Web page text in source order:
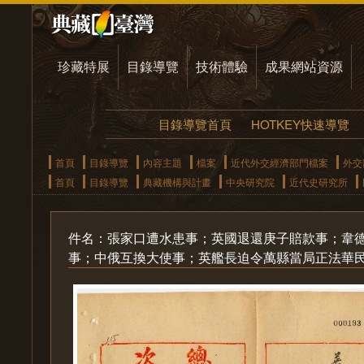
珍藏特展 目錄導覽 技術體驗 成果網站資源
目錄導覽首頁 HOTKEY快速導覽
首頁 目錄導覽 內容主題 檔案 近代外交經濟部門檔案
外
首頁
目錄導覽 典藏機構與計畫 中央研究院 近代史研究所
件名：張家口遭水患事；英國退還庚子賠款事；
事；中俄互換大使事；英艦長迫令萬縣當局正法華